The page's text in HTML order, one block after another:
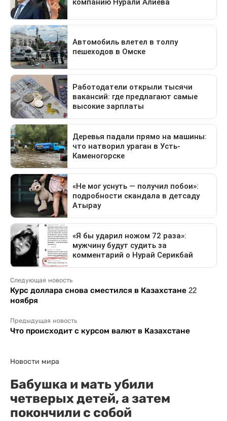
Следующая новость
Курс доллара снова сместился в Казахстане 22
ноября
Предыдущая новость
Что происходит с курсом валют в Казахстане
Новости мира
Бабушка и мать убили
четверых детей, а затем
покончили с собой